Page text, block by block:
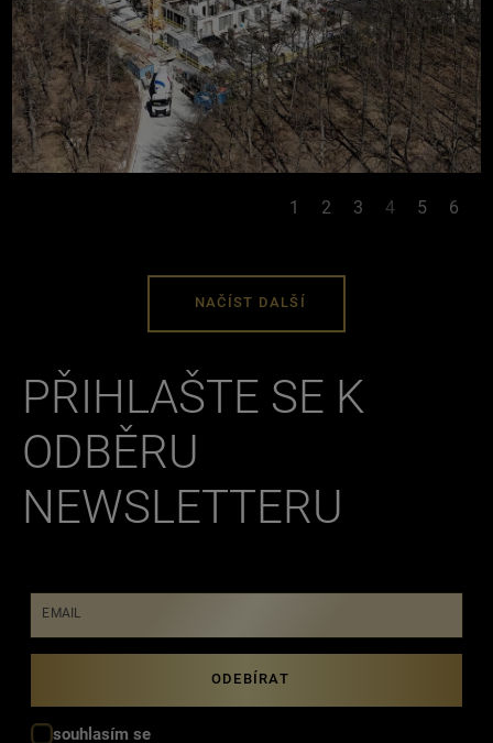
1 2 3 4 5 6
NAČÍST DALŠÍ
PŘIHLAŠTE SE K
ODBĚRU
NEWSLETTERU
EMAIL
souhlasím se